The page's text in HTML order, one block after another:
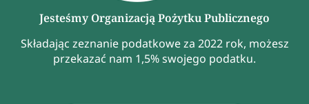
Jesteśmy Organizacją Pożytku Publicznego
Składając zeznanie podatkowe za 2022 rok, możesz
przekazać nam 1,5% swojego podatku.